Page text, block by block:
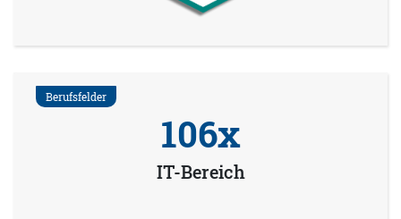
Berufsfelder
106x
IT-Bereich